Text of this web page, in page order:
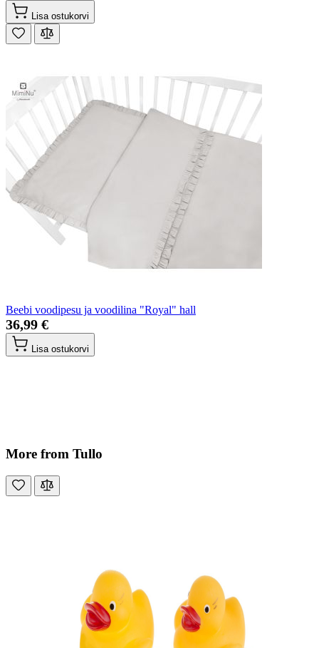
Lisa ostukorvi
Beebi voodipesu ja voodilina "Royal" hall
36,99 €
Lisa ostukorvi
More from Tullo